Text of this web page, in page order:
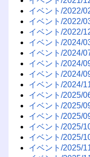
イベント/2022/
イベント/2022/
イベント/2022/
イベント/2024/
イベント/2024/
イベント/2024/
イベント/2024/
イベント/2024/
イベント/2025/
イベント/2025/
イベント/2025/
イベント/2025/
イベント/2025/
イベント/2025/